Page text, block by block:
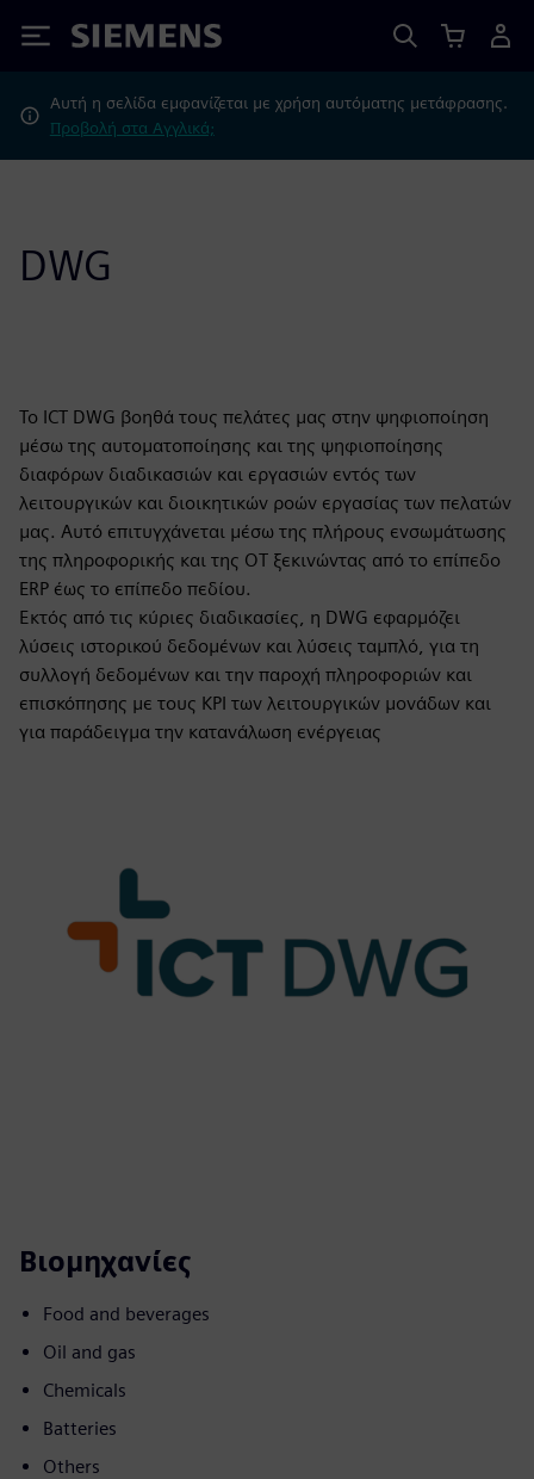
Siemens
Αυτή η σελίδα εμφανίζεται με χρήση αυτόματης μετάφρασης.
Προβολή στα Αγγλικά;
DWG
Το ICT DWG βοηθά τους πελάτες μας στην ψηφιοποίηση
μέσω της αυτοματοποίησης και της ψηφιοποίησης
διαφόρων διαδικασιών και εργασιών εντός των
λειτουργικών και διοικητικών ροών εργασίας των πελατών
μας. Αυτό επιτυγχάνεται μέσω της πλήρους ενσωμάτωσης
της πληροφορικής και της OT ξεκινώντας από το επίπεδο
ERP έως το επίπεδο πεδίου.
Εκτός από τις κύριες διαδικασίες, η DWG εφαρμόζει
λύσεις ιστορικού δεδομένων και λύσεις ταμπλό, για τη
συλλογή δεδομένων και την παροχή πληροφοριών και
επισκόπησης με τους KPI των λειτουργικών μονάδων και
για παράδειγμα την κατανάλωση ενέργειας
Βιομηχανίες
Food and beverages
Oil and gas
Chemicals
Batteries
Others